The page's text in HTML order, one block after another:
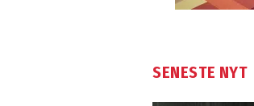
SENESTE NYT